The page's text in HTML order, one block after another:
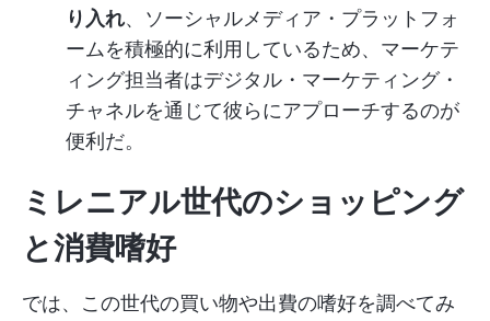
り入れ、ソーシャルメディア・プラットフォ
ームを積極的に利用しているため、マーケテ
ィング担当者はデジタル・マーケティング・
チャネルを通じて彼らにアプローチするのが
便利だ。
ミレニアル世代のショッピング
と消費嗜好
では、この世代の買い物や出費の嗜好を調べてみ